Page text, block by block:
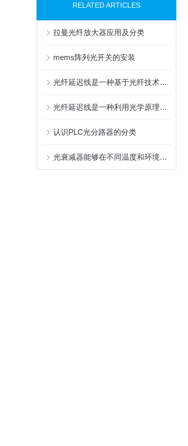
RELATED ARTICLES
拉曼光纤放大器应用及分类
mems阵列光开关的安装
光纤延迟线是一种基于光纤技术设计的高性能延迟线
光纤延迟线是一种利用光学原理实现信号传输的设备
认识PLC光分路器的分类
光衰减器能够在不同温度和环境下保持恒定的衰减效果